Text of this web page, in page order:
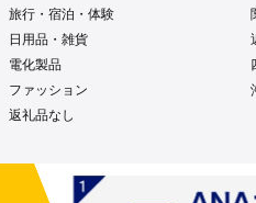
旅行・宿泊・体験
日用品・雑貨
電化製品
ファッション
返礼品なし